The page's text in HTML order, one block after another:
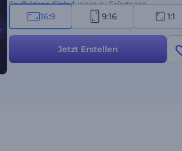
Grußvideos, Einladungen zu Feiertagen,
Werbevideos, festliche Präsentationsauftakte und
vieles mehr. Erstellen Sie jetzt und verbreiten Sie
den Geist des Ramadan!
16:9 9:16 1:1
Jetzt Erstellen